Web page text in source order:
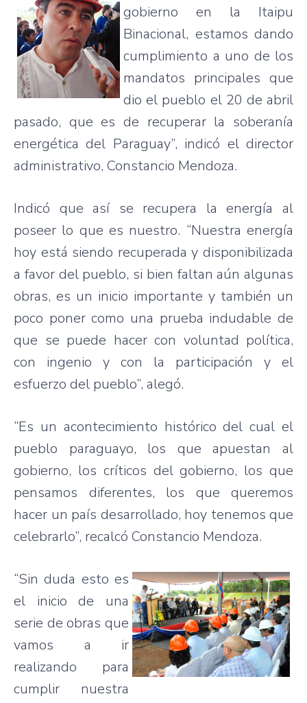
gobierno en la Itaipu
Binacional, estamos dando
cumplimiento a uno de los
mandatos principales que
dio el pueblo el 20 de abril
pasado, que es de recuperar la soberanía
energética del Paraguay”, indicó el director
administrativo, Constancio Mendoza.
Indicó que así se recupera la energía al
poseer lo que es nuestro. “Nuestra energía
hoy está siendo recuperada y disponibilizada
a favor del pueblo, si bien faltan aún algunas
obras, es un inicio importante y también un
poco poner como una prueba indudable de
que se puede hacer con voluntad política,
con ingenio y con la participación y el
esfuerzo del pueblo”, alegó.
“Es un acontecimiento histórico del cual el
pueblo paraguayo, los que apuestan al
gobierno, los críticos del gobierno, los que
pensamos diferentes, los que queremos
hacer un país desarrollado, hoy tenemos que
celebrarlo”, recalcó Constancio Mendoza.
“Sin duda esto es
el inicio de una
serie de obras que
vamos a ir
realizando para
cumplir nuestra